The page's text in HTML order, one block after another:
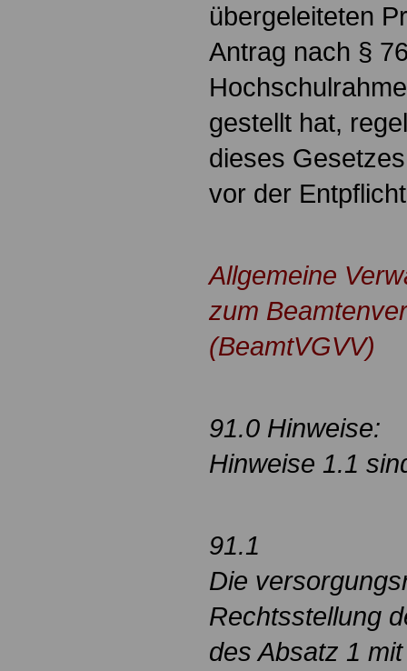
übergeleiteten
Antrag nach §
gestellt hat,
dieses
vor der
Allgemeine
zum
(BeamtVGVV)
91.0 Hinweise:
Hinweise 1.1
91.1
Die
Rechtsstellung
des Absatz 1